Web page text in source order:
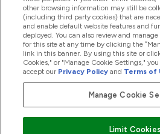
Okazje W Myprotein
2026 The Hut.com Ltd
other browsing information may still be
(including third party cookies) that are
and enable default website features and
deployed. You can also review and
for this site at any time by clicking the
link in this banner. By using this site or
Cookies," or "Manage Cookie Settings,"
accept our Privacy Policy and Terms of
Manage Cookie
Limit Cookies